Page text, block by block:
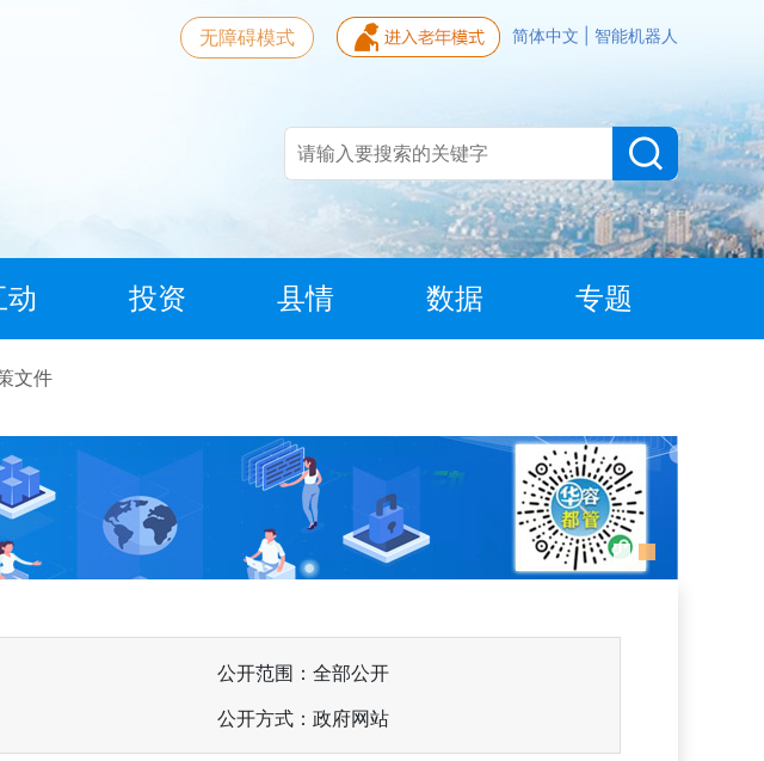
简体中文 智能机器人
无障碍模式
动 投资 县情 数据 专题
文件
公开范围：全部公开
公开方式：政府网站